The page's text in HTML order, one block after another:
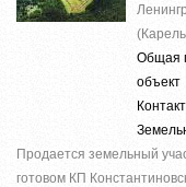
Общая
объект
Продается земельный
готовом КП